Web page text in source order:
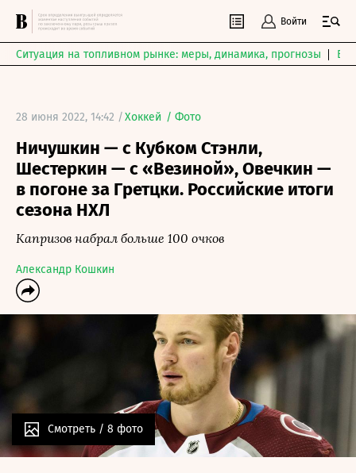
Войти
Ситуация на топливном рынке: меры, динамика, прогнозы
28 июня 2022, 14:42 /Хоккей / Фото
Ничушкин — с Кубком Стэнли,
Шестеркин — с «Везиной», Овечкин —
в погоне за Гретцки. Российские итоги
сезона НХЛ
Капризов набрал больше 100 очков
Александр Кошкин
Смотреть / 8 фото